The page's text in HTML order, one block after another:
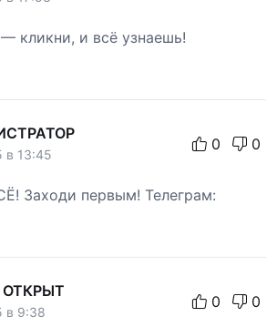
и всё узнаешь!
в 13:45
0 0
Заходи первым! Телеграм:
в 9:38
0 0